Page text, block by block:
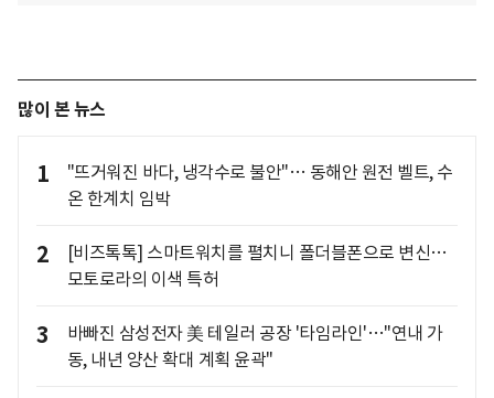
많이 본 뉴스
1
"뜨거워진 바다, 냉각수로 불안"… 동해안 원전 벨트, 수
온 한계치 임박
2
[비즈톡톡] 스마트워치를 펼치니 폴더블폰으로 변신…
모토로라의 이색 특허
3
바빠진 삼성전자 美 테일러 공장 '타임라인'…"연내 가
동, 내년 양산 확대 계획 윤곽"